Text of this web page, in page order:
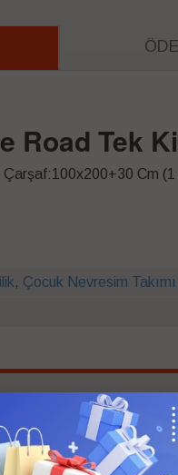
Road Tek
Cm (1
, Çocuk Nevresim Takımı